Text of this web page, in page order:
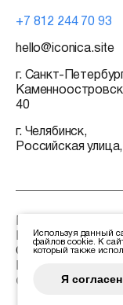
+7 812 244 70 93
hello@iconica.site
г. Санкт-
40
г. Челябинск,
Российская
©2026
Политика
Сертификаты
Используя данный
файлов cookie. К
который также
Я согласен